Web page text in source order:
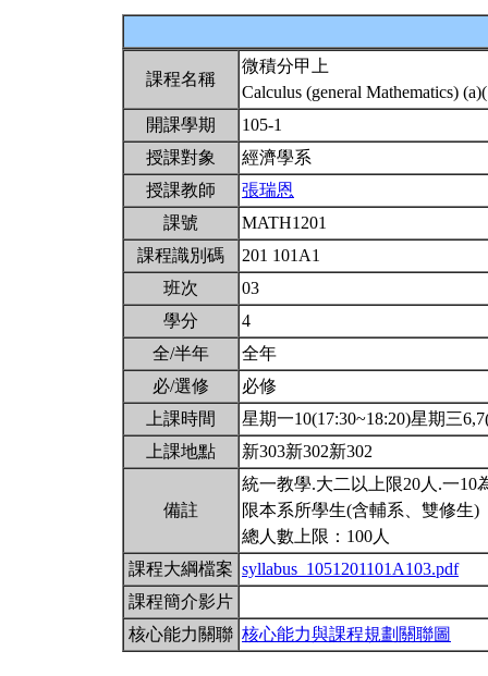
課程名稱
微積分甲上
Calculus (general Mathematics)
開課學期
105-1
授課對象
經濟學系
授課教師
張瑞恩
課號
MATH1201
課程識別碼
201 101A1
班次
03
學分
4
全/半年
全年
必/選修
必修
上課時間
星期一10(17:30~18:20)星期三
上課地點
新303新302新302
備註
統一教學.大二以上限20人.一10
限本系所學生(含輔系、雙修生)
總人數上限：100人
課程大綱檔案 syllabus_1051201101A103.pdf
課程簡介影片
核心能力關聯 核心能力與課程規劃關聯圖